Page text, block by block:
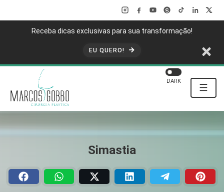
Receba dicas exclusivas para sua transformação!
EU QUERO!
☰
DARK
Simastia